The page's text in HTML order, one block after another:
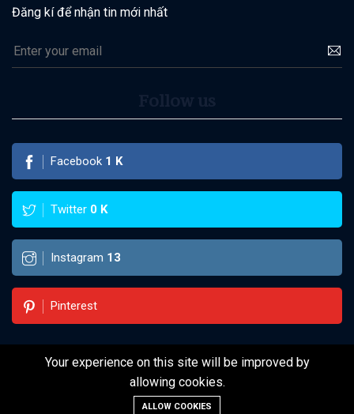
Đăng kí để nhận tin mới nhất
Facebook 1 K
Twitter 0 K
Instagram 13
Pinterest
©2022 WebThuongGia WebThuongGia
Your experience on this site will be improved by
allowing cookies.
ALLOW COOKIES